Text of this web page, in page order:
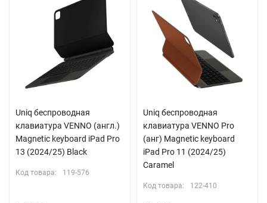
Uniq беспроводная
клавиатура VENNO (англ.)
Magnetic keyboard iPad Pro
13 (2024/25) Black
Код товара: 119-576
Uniq беспроводная
клавиатура VENNO Pro
(анг) Magnetic keyboard
iPad Pro 11 (2024/25)
Caramel
Код товара: 122-410